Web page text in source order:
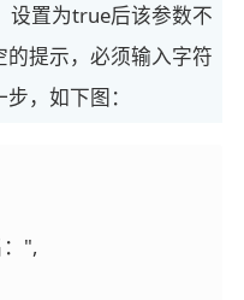
设置为true后该参数不
提示，必须输入字符
，如下图：
",